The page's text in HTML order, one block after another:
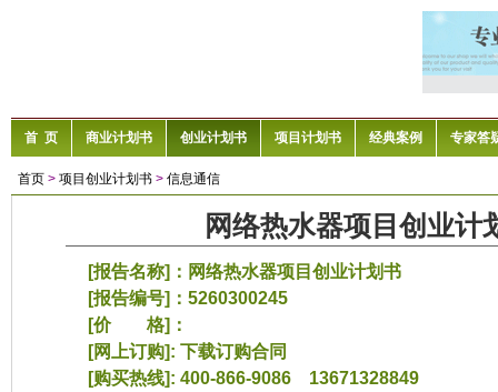
首 页 商业计划书 创业计划书 项目计划书 经典案例 专家答
首页 > 项目创业计划书 > 信息通信
网络热水器项目创业计
[报告名称]：网络热水器项目创业计划书
[报告编号]：5260300245
[价 格]：
[网上订购]:下载订购合同
[购买热线]: 400-866-9086 13671328849